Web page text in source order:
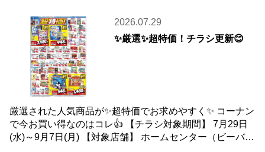
2026.07.29
✨厳選✨超特価！チラシ更新😊
厳選された人気商品が✨超特価でお求めやすく✨ コーナン
で今お買い得なのはコレ👍 【チラシ対象期間】 7月29日
(水)～9月7日(月) 【対象店舗】 ホームセンター（ビーバー